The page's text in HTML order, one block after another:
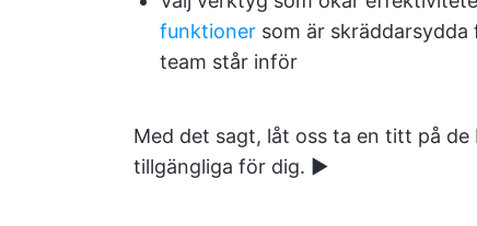
funktioner som är
team står inför
Med det sagt, låt oss ta en titt på
tillgängliga för dig. ▶️